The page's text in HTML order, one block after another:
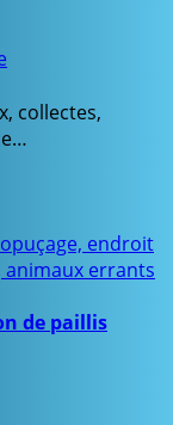
collectes,
endroit
animaux errants
de paillis